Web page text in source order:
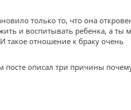
только то, что она
и воспитывать ребенка, а ты
такое отношение к браку очень
описал три причины